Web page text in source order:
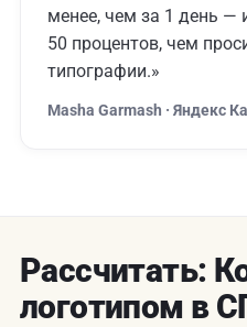
менее, чем за 1 день —
50 процентов, чем
типографии.»
Masha Garmash · Яндекс
Рассчитать:
логотипом в